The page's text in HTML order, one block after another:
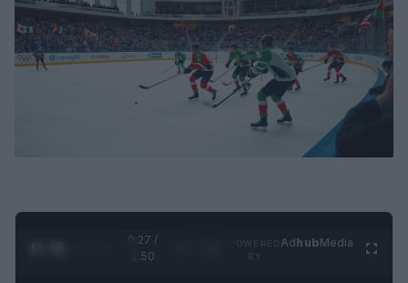
0:28 /
1:50
AdhubMedia